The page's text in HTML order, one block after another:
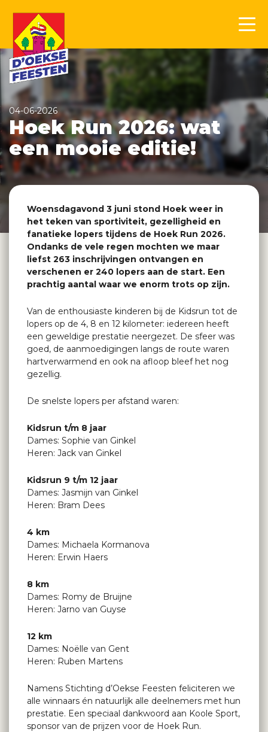
04-06-2026
Hoek Run 2026: wat
een mooie editie!
Woensdagavond 3 juni stond Hoek weer in
het teken van sportiviteit, gezelligheid en
fanatieke lopers tijdens de Hoek Run 2026.
Ondanks de vele regen mochten we maar
liefst 263 inschrijvingen ontvangen en
verschenen er 240 lopers aan de start. Een
prachtig aantal waar we enorm trots op zijn.
Van de enthousiaste kinderen bij de Kidsrun tot de
lopers op de 4, 8 en 12 kilometer: iedereen heeft
een geweldige prestatie neergezet. De sfeer was
goed, de aanmoedigingen langs de route waren
hartverwarmend en ook na afloop bleef het nog
gezellig.
De snelste lopers per afstand waren:
Kidsrun t/m 8 jaar
Dames: Sophie van Ginkel
Heren: Jack van Ginkel
Kidsrun 9 t/m 12 jaar
Dames: Jasmijn van Ginkel
Heren: Bram Dees
4 km
Dames: Michaela Kormanova
Heren: Erwin Haers
8 km
Dames: Romy de Bruijne
Heren: Jarno van Guyse
12 km
Dames: Noëlle van Gent
Heren: Ruben Martens
Namens Stichting d’Oekse Feesten feliciteren we
alle winnaars én natuurlijk alle deelnemers met hun
prestatie. Een speciaal dankwoord aan Koole Sport,
sponsor van de prijzen voor de Hoek Run.